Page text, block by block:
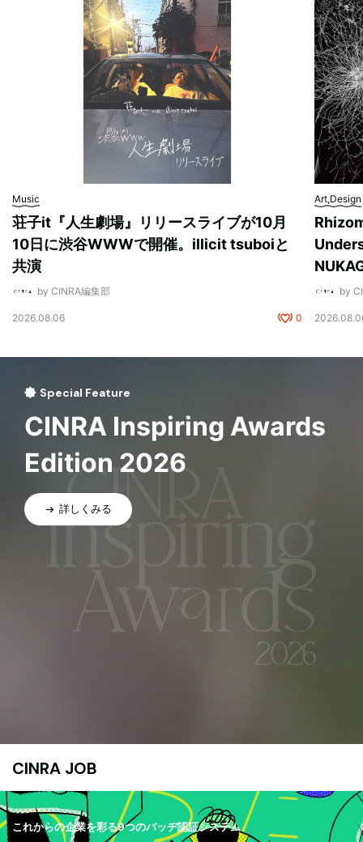
Music
荘子it『人生劇場』リリースライブが10月
10日に渋谷WWWで開催。illicit tsuboiと
共演
by CINRA編集部
2026.08.06 0
Art,Design
by
Special Feature
CINRA Inspiring Awards
Edition 2026
詳しくみる
CINRA JOB
これからの企業を彩る9つのバッヂ認証システム